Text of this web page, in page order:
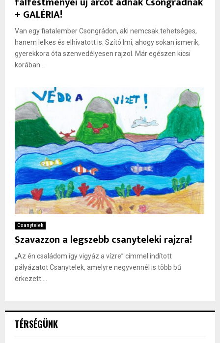
+ GALÉRIA!
Van egy fiatalember Csongrádon, aki nemcsak tehetséges,
hanem lelkes és elhivatott is. Szító Imi, ahogy sokan ismerik,
gyerekkora óta szenvedélyesen rajzol. Már egészen kicsi
korában...
Csanytelek
Szavazzon a legszebb csanyteleki rajzra!
„Az én családom így vigyáz a vízre” címmel indított
pályázatot Csanytelek, amelyre negyvennél is több bű
érkezett....
TÉRSÉGÜNK